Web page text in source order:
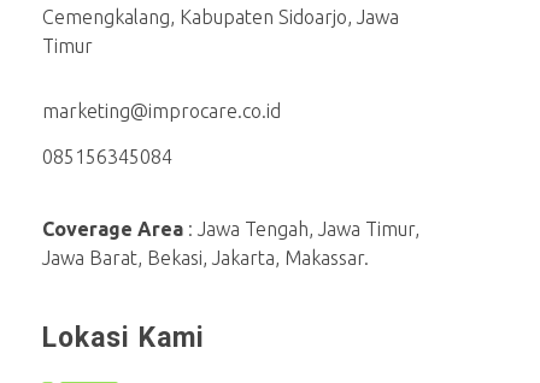
Cemengkalang, Kabupaten Sidoarjo, Jawa
Timur
marketing@improcare.co.id
085156345084
Coverage Area : Jawa Tengah, Jawa Timur,
Jawa Barat, Bekasi, Jakarta, Makassar.
Lokasi Kami